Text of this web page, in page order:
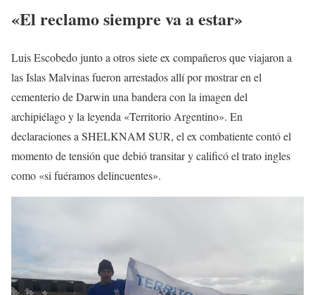
«El reclamo siempre va a estar»
Luis Escobedo junto a otros siete ex compañeros que viajaron a
las Islas Malvinas fueron arrestados allí por mostrar en el
cementerio de Darwin una bandera con la imagen del
archipiélago y la leyenda «Territorio Argentino». En
declaraciones a SHELKNAM SUR, el ex combatiente contó el
momento de tensión que debió transitar y calificó el trato ingles
como «si fuéramos delincuentes».